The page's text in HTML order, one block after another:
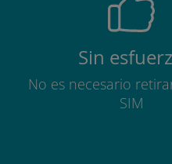
Sin
No es necesario
SIM